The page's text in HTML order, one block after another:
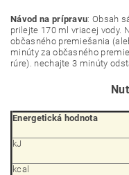
Návod na prípravu: Obsah
prilejte 170 ml vriacej vody.
občasného premiešania
minúty za občasného
rúre). nechajte 3 minúty
Energetická hodnota
kJ
kcal